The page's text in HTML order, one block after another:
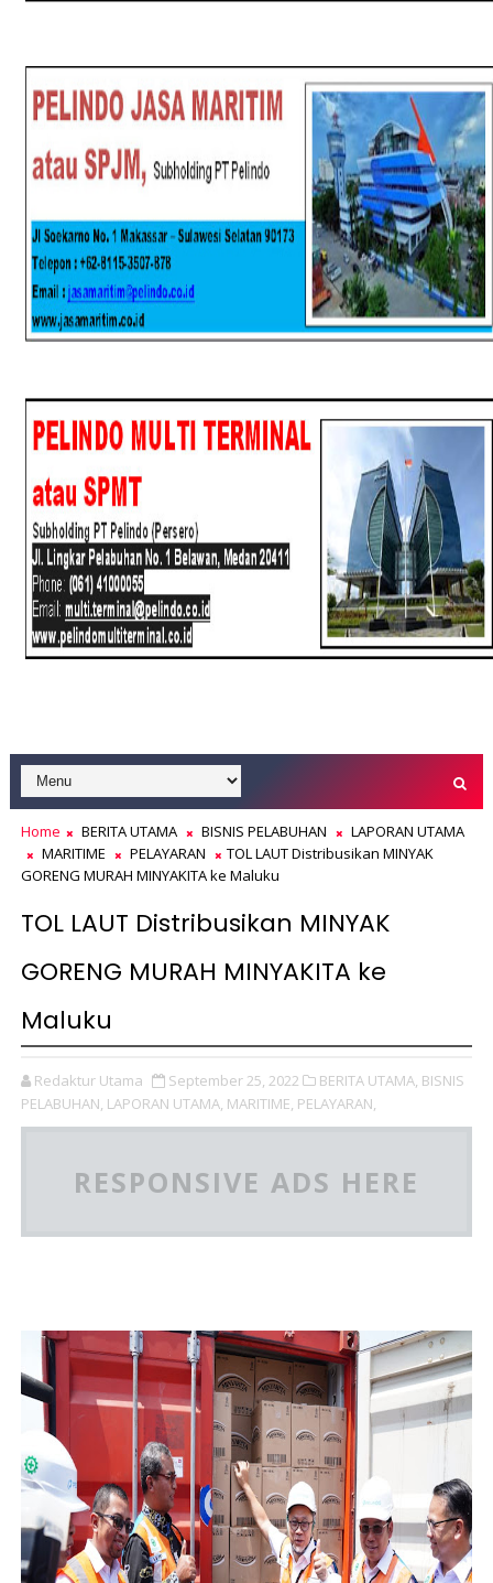
Home BERITA UTAMA BISNIS PELABUHAN
LAPORAN UTAMA
MARITIME
PELAYARAN
TOL LAUT Distribusikan MINYAK
GORENG MURAH MINYAKITA ke Maluku
TOL LAUT Distribusikan MINYAK
GORENG MURAH MINYAKITA ke
Maluku
Redaktur Utama September 25, 2022 BERITA UTAMA, BISNIS
PELABUHAN, LAPORAN UTAMA, MARITIME, PELAYARAN,
RESPONSIVE ADS HERE